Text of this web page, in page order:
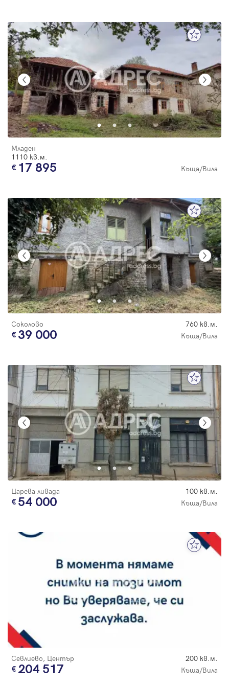
Младен
1110 кв.м.
17 895 Къща/Вила
Соколово 760 кв.м.
39 000 Къща/Вила
Царева ливада 100 кв.м.
54 000 Къща/Вила
Севлиево, Център 200 кв.м.
204 517 Къща/Вила